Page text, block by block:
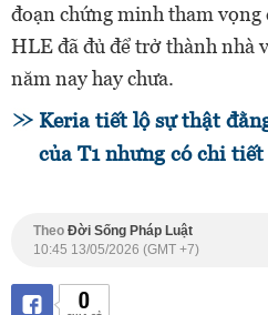
đoạn chứng minh tham vọng
HLE đã đủ để trở thành nhà
năm nay hay chưa.
Keria tiết lộ sự thật
của T1 nhưng có chi
Theo Đời Sống Pháp Luật
10:45 13/05/2026 (GMT +7)
0